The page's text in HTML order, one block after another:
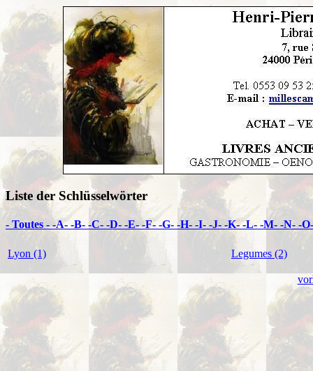
Liste der Schlüsselwörter
- Toutes - -A- -B- -C- -D- -E- -F--G- -H- -I- -J- -K--L- -M- -N- -
Lyon (1) Legumes (2)